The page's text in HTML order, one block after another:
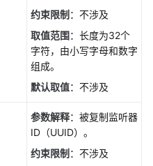
约束限制 ：不涉及
取值范围：长度为32个
字符，由小写字母和数字
组成。
默认取值：不涉及
参数解释：被复制监听器
ID（UUID）。
约束限制 ：不涉及